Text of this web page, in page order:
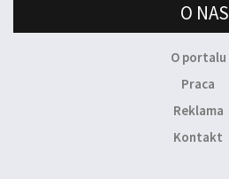
O NAS
O portalu
Praca
Reklama
Kontakt